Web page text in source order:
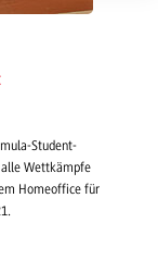
Student-
alle Wettkämpfe
Homeoffice für